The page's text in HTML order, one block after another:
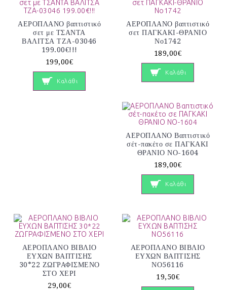
ΑΕΡΟΠΛΑΝΟ βαπτιστικό
σετ με ΤΣΑΝΤΑ
ΒΑΛΙΤΣΑ ΤΖΑ-03046
199.00€!!!
199,00€
Καλάθι
ΑΕΡΟΠΛΑΝΟ βαπτιστικό
σετ ΠΑΓΚΑΚΙ-ΘΡΑΝΙΟ
Νο1742
189,00€
Καλάθι
ΑΕΡΟΠΛΑΝΟ Βαπτιστικό
σέτ-πακέτο σε ΠΑΓΚΑΚΙ
ΘΡΑΝΙΟ ΝΟ-1604
189,00€
Καλάθι
ΑΕΡΟΠΛΑΝΟ ΒΙΒΛΙΟ
ΕΥΧΩΝ ΒΑΠΤΙΣΗΣ
30*22 ΖΩΓΡΑΦΙΣΜΕΝΟ
ΣΤΟ ΧΕΡΙ
29,00€
ΑΕΡΟΠΛΑΝΟ ΒΙΒΛΙΟ
ΕΥΧΩΝ ΒΑΠΤΙΣΗΣ
ΝΟ56116
19,50€